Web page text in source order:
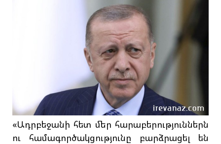
«Ադրբեջանի հետ մեր հարաբերություններն
ու համագործակցությունը բարձրացել են